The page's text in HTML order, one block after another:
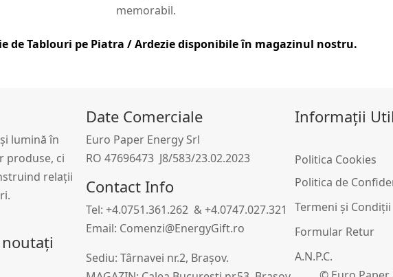
memorabil.
deTablouri pe Piatra / Ardeziedisponibile în magazinul nostru.
lumină în
produse, ci
relații
noutați
Date Comerciale
Euro Paper Energy Srl
RO 47696473 J8/583/23.02.2023
Contact Info
Tel: +4.0751.361.262 & +4.0747.027.321
Email: Comenzi@EnergyGift.ro
Sediu: Târnavei nr.2, Brașov.
Informații
Politica Cookies
Politica de
Termeni și Condiții
Formular Retur
A.N.P.C.